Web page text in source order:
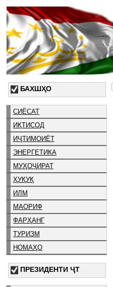
БАХШҲО
СИЁСАТ
ИҚТИСОД
ИҶТИМОИЁТ
ЭНЕРГЕТИКА
МУҲОҶИРАТ
ҲУҚУҚ
ИЛМ
МАОРИФ
ФАРҲАНГ
ТУРИЗМ
НОМАҲО
ПРЕЗИДЕНТИ ҶТ